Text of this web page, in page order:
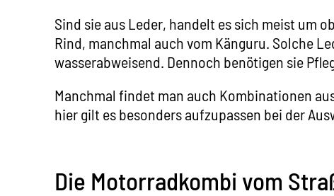
Sind sie aus Leder, handelt es sich meist um
Rind, manchmal auch vom Känguru. Solche
wasserabweisend. Dennoch benötigen sie
Manchmal findet man auch Kombinationen
hier gilt es besonders aufzupassen bei der
Die Motorradkombi vom